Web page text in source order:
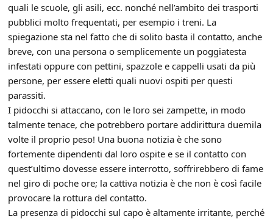
quali le scuole, gli asili, ecc. nonché nell’ambito dei trasporti
pubblici molto frequentati, per esempio i treni. La
spiegazione sta nel fatto che di solito basta il contatto, anche
breve, con una persona o semplicemente un poggiatesta
infestati oppure con pettini, spazzole e cappelli usati da più
persone, per essere eletti quali nuovi ospiti per questi
parassiti.
I pidocchi si attaccano, con le loro sei zampette, in modo
talmente tenace, che potrebbero portare addirittura duemila
volte il proprio peso! Una buona notizia è che sono
fortemente dipendenti dal loro ospite e se il contatto con
quest’ultimo dovesse essere interrotto, soffrirebbero di fame
nel giro di poche ore; la cattiva notizia è che non è così facile
provocare la rottura del contatto.
La presenza di pidocchi sul capo è altamente irritante, perché